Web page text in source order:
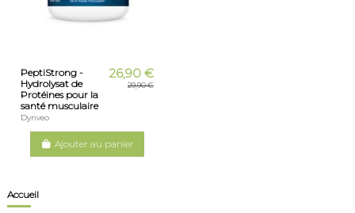
PeptiStrong -
Hydrolysat de
Protéines pour la
santé musculaire
Dynveo
26,90 €
29,90 €
Ajouter au panier
Accueil